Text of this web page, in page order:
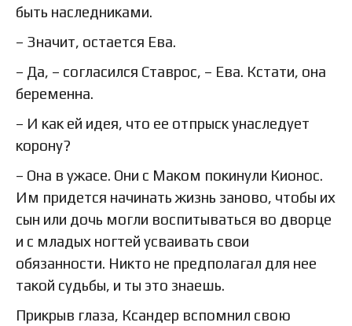
быть наследниками.
– Значит, остается Ева.
– Да, – согласился Ставрос, – Ева. Кстати, она
беременна.
– И как ей идея, что ее отпрыск унаследует
корону?
– Она в ужасе. Они с Маком покинули Кионос.
Им придется начинать жизнь заново, чтобы их
сын или дочь могли воспитываться во дворце
и с младых ногтей усваивать свои
обязанности. Никто не предполагал для нее
такой судьбы, и ты это знаешь.
Прикрыв глаза, Ксандер вспомнил свою